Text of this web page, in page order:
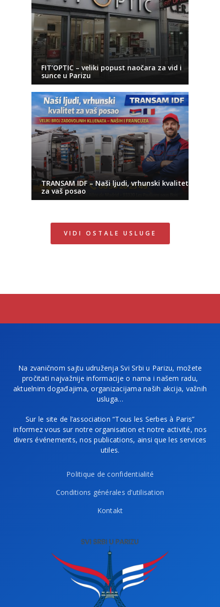
FIT’OPTIC – veliki popust naočara za vid i
sunce u Parizu
TRANSAM IDF – Naši ljudi, vrhunski kvalitet
za vaš posao
VIDI OSTALE USLUGE
Na zvaničnom sajtu udruženja Svi Srbi u Parizu, možete
pročitati najvažnije informacije o nama i našem radu,
aktuelnim događajima, organizacijama naših akcija, važnih
usluga…
Sur le site de l’association “Tous les Serbes à Paris”
informez vous sur notre organisation et notre activité, nos
divers événements, nos publications, ainsi que les services
utiles.
Politique de confidentialité
Conditions générales d’utilisation
Kontakt